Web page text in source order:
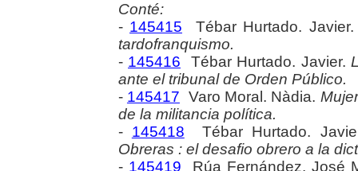
Conté:
- 145415 Tébar Hurtado.
tardofranquismo.
- 145416 Tébar Hurtado. Javier.
ante el tribunal de Orden Público.
- 145417 Varo Moral. Nàdia.
de la militancia política.
- 145418 Tébar Hurtado.
Obreras : el desafio obrero a la
- 145419 Rúa Fernández. José